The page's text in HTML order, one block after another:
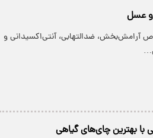
و عسل
آرامش‌بخش، ضدالتهابی، آنتی‌اکسیدانی و
با بهترین چای‌های گیاهی